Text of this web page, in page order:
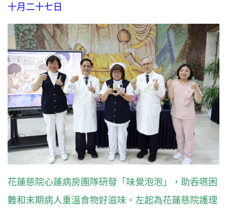
十月二十七日
花蓮慈院心蓮病房團隊研發「味覺泡泡」，助吞嚥困
難和末期病人重溫食物好滋味。左起為花蓮慈院護理